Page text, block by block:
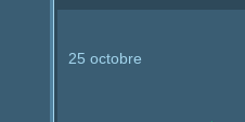
25 octobre